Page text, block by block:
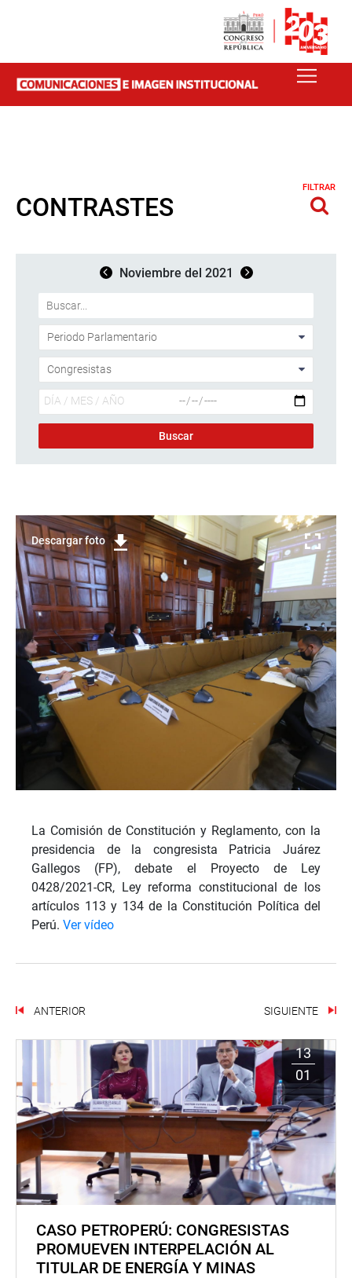
CONTRASTES
FILTRAR
Noviembre del 2021
Descargar foto
La Comisión de Constitución y Reglamento, con la
presidencia de la congresista Patricia Juárez
Gallegos (FP), debate el Proyecto de Ley
0428/2021-CR, Ley reforma constitucional de los
artículos 113 y 134 de la Constitución Política del
Perú. Ver vídeo
ANTERIOR SIGUIENTE
13
01
CASO PETROPERÚ: CONGRESISTAS
PROMUEVEN INTERPELACIÓN AL
TITULAR DE ENERGÍA Y MINAS